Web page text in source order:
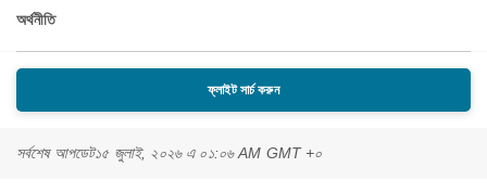
অর্থনীতি
ফ্লাইট সার্চ করুন
সর্বশেষ আপডেট১৫ জুলাই, ২০২৬ এ ০১:০৬ AM GMT +০